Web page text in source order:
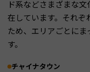
ド系などさまざまな
在しています。それ
ため、エリアごとに
す。
チャイナタウン